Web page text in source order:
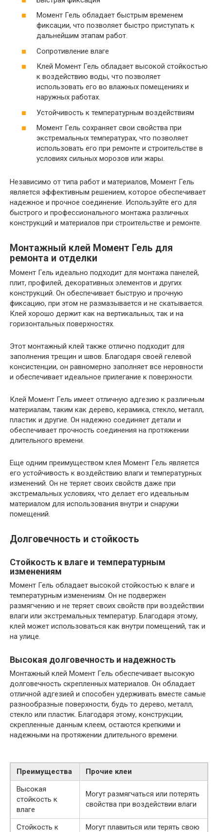
Момент Гель обладает быстрым временем
фиксации, что позволяет быстро приступать к
дальнейшим этапам работ.
Сопротивление влаге
Клей Момент Гель обладает высокой стойкостью
к воздействию воды, что позволяет
использовать его во влажных помещениях и
наружных работах.
Устойчивость к температурным воздействиям
Момент Гель сохраняет свои свойства при
экстремальных температурах, что позволяет
использовать его при ремонте и строительстве в
условиях сильных морозов или жары.
Независимо от типа работ и материалов, Момент Гель
является эффективным решением, которое обеспечивает
надежное и прочное соединение. Используйте его для
быстрого и профессионального монтажа различных
конструкций и материалов при строительстве и ремонте.
Монтажный клей Момент Гель для
ремонта и отделки
Момент Гель идеально подходит для монтажа панелей,
плит, профилей, декоративных элементов и других
конструкций. Он обеспечивает быструю и прочную
фиксацию, при этом не размазывается и не скатывается.
Клей хорошо держит как на вертикальных, так и на
горизонтальных поверхностях.
Этот монтажный клей также отлично подходит для
заполнения трещин и швов. Благодаря своей гелевой
консистенции, он равномерно заполняет все неровности
и обеспечивает идеальное прилегание к поверхности.
Клей Момент Гель имеет отличную адгезию к различным
материалам, таким как дерево, керамика, стекло, металл,
пластик и другие. Он надежно соединяет детали и
обеспечивает прочность соединения на протяжении
длительного времени.
Еще одним преимуществом клея Момент Гель является
его устойчивость к воздействию влаги и температурных
изменений. Он не теряет своих свойств даже при
экстремальных условиях, что делает его идеальным
материалом для использования внутри и снаружи
помещений.
Долговечность и стойкость
Стойкость к влаге и температурным
изменениям
Момент Гель обладает высокой стойкостью к влаге и
температурным изменениям. Он не подвержен
размягчению и не теряет своих свойств при воздействии
влаги или экстремальных температур. Благодаря этому,
клей может использоваться как внутри помещений, так и
на улице.
Высокая долговечность и надежность
Монтажный клей Момент Гель обеспечивает высокую
долговечность скрепленных материалов. Он обладает
отличной адгезией и способен удерживать вместе самые
разнообразные поверхности, будь то дерево, металл,
стекло или пластик. Благодаря этому, конструкции,
скрепленные данным клеем, остаются крепкими и
надежными на протяжении длительного времени.
Преимущества
Прочие клеи
Высокая
стойкость к
влаге
Могут размягчаться или потерять
свойства при воздействии влаги
Стойкость к
Могут плавиться или терять свою